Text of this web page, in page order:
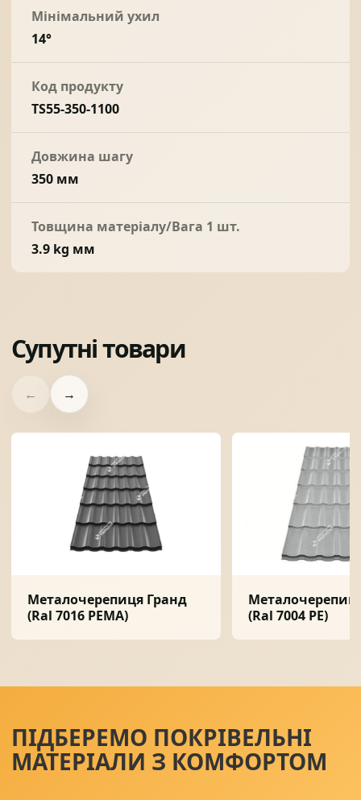
Мінімальний ухил
14°
Код продукту
TS55-350-1100
Довжина шагу
350 мм
Товщина матеріалу/Вага 1 шт.
3.9 kg мм
Супутні товари
← →
Металочерепиця Гранд
(Ral 7016 PEMA)
(Ral 7004 PE)
ПІДБЕРЕМО ПОКРІВЕЛЬНІ
МАТЕРІАЛИ З КОМФОРТОМ